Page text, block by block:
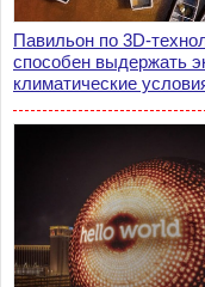
Павильон по 3D-
способен выдержать
климатические